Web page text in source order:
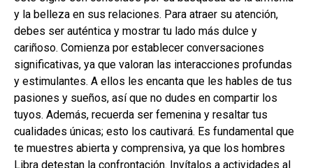
y la belleza en sus relaciones. Para atraer su atención,
debes ser auténtica y mostrar tu lado más dulce y
cariñoso. Comienza por establecer conversaciones
significativas, ya que valoran las interacciones profundas
y estimulantes. A ellos les encanta que les hables de tus
pasiones y sueños, así que no dudes en compartir los
tuyos. Además, recuerda ser femenina y resaltar tus
cualidades únicas; esto los cautivará. Es fundamental que
te muestres abierta y comprensiva, ya que los hombres
Libra detestan la confrontación. Invítalos a actividades al